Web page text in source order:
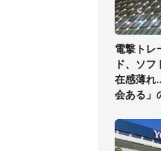
電撃トレ
ド、ソ
在感薄れ
会ある」